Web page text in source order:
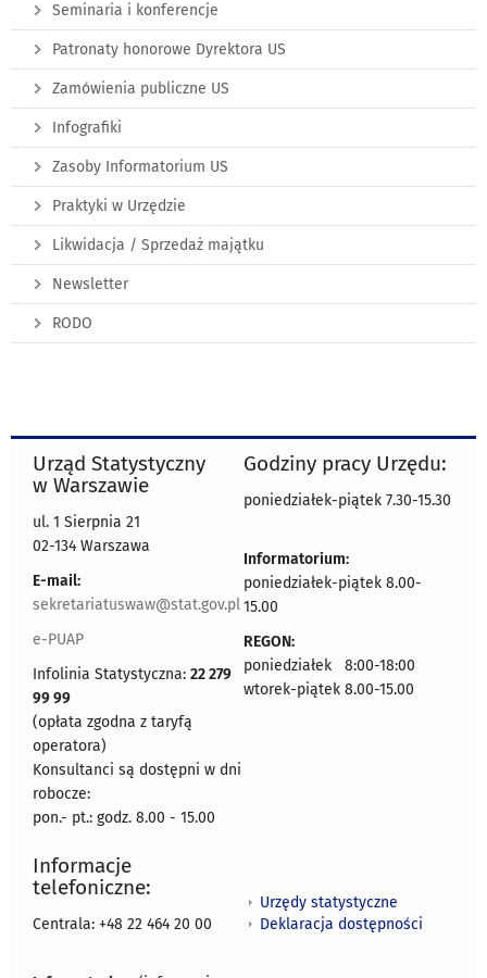
Seminaria i konferencje
Patronaty honorowe Dyrektora US
Zamówienia publiczne US
Infografiki
Zasoby Informatorium US
Praktyki w Urzędzie
Likwidacja / Sprzedaż majątku
Newsletter
RODO
Urząd Statystyczny
w Warszawie
ul. 1 Sierpnia 21
02-134 Warszawa
E-mail:
sekretariatuswaw@stat.gov.pl
e-PUAP
Infolinia Statystyczna: 22 279
99 99
(opłata zgodna z taryfą
operatora)
Konsultanci są dostępni w dni
robocze:
pon.- pt.: godz. 8.00 - 15.00
Godziny pracy Urzędu:
poniedziałek-piątek 7.30-15.30
Informatorium:
poniedziałek-piątek 8.00-
15.00
REGON:
poniedziałek 8:00-18:00
wtorek-piątek 8.00-15.00
Informacje
telefoniczne:
Centrala: +48 22 464 20 00
Urzędy statystyczne
Deklaracja dostępności